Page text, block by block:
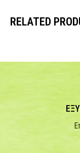
RELATED